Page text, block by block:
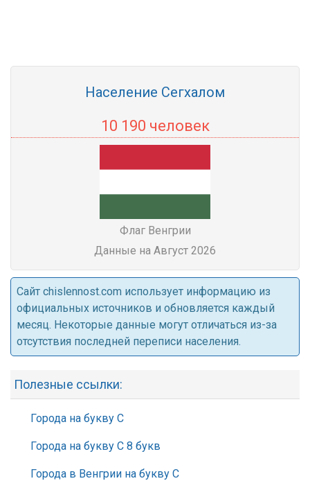
Население Сегхалом
10 190 человек
Флаг Венгрии
Данные на Август 2026
Cайт chislennost.com использует информацию из
официальных источников и обновляется каждый
месяц. Некоторые данные могут отличаться из-за
отсутствия последней переписи населения.
Полезные ссылки:
Города на букву С
Города на букву С 8 букв
Города в Венгрии на букву С